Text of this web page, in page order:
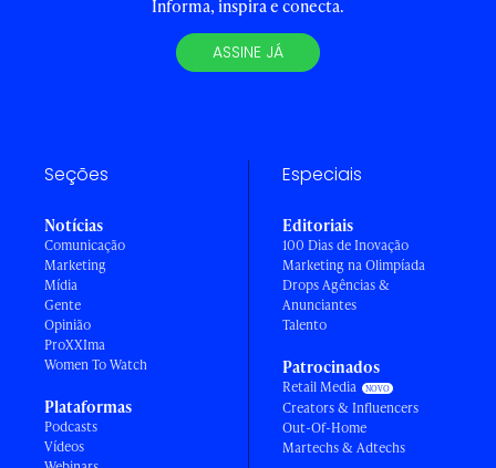
Informa, inspira e conecta.
ASSINE JÁ
Seções
Notícias
Comunicação
Marketing
Mídia
Gente
Opinião
ProXXIma
Women To Watch
Plataformas
Podcasts
Vídeos
Especiais
Editoriais
100 Dias de Inovação
Marketing na Olimpíada
Drops Agências &
Anunciantes
Talento
Patrocinados
Retail Media
Creators & Influencers
Out-Of-Home
Martechs & Adtechs